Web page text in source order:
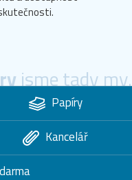
jsme tady my.
Papíry
Kancelář